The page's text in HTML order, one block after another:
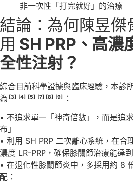
非一次性「打完就好」的治療
結論：為何陳昱傑
用 SH PRP、高濃
全性注射？
綜合目前科學證據與臨床經驗，本診
為 [3] [4] [5] [7] [8] [9]
：
• 不追求單一「神奇倍數」，而是追
布」
• 利用 SH PRP 二次離心系統，在合
濃度 LR-PRP，確保膝關節治療能達
• 在退化性膝關節炎中，多採用約 8
配：